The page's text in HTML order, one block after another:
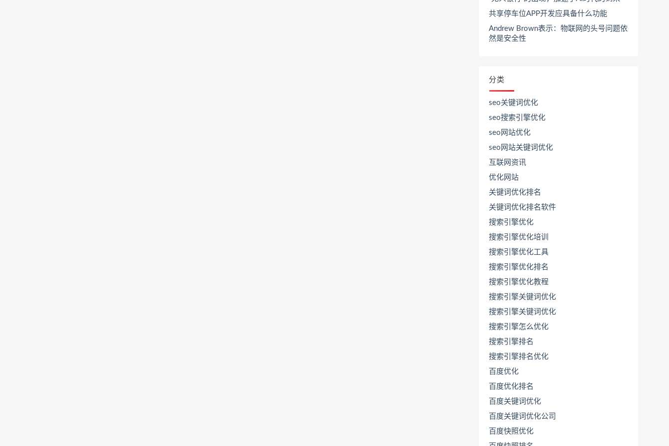
共享停车位APP开发应具备什么功能
Andrew Brown表示：物联网的头号问题依
然是安全性
分类
seo关键词优化
seo搜索引擎优化
seo网站优化
seo网站关键词优化
互联网资讯
优化网站
关键词优化排名
关键词优化排名软件
搜索引擎优化
搜索引擎优化培训
搜索引擎优化工具
搜索引擎优化排名
搜索引擎优化教程
搜索引擎关键词优化
搜索引擎关键词优化
搜索引擎怎么优化
搜索引擎排名
搜索引擎排名优化
百度优化
百度优化排名
百度关键词优化
百度关键词优化公司
百度快照优化